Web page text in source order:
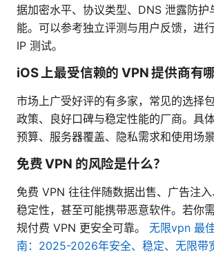
据加密水平、协议类型、DNS 泄露防
能。可以参考独立评测与用户反馈，进
IP 测试。
iOS 上最受信赖的 VPN 提供商有哪
市场上广受好评的有多家，常见的选择
政策、良好口碑与稳定性能的厂商。具
预算、服务器覆盖、隐私需求和使用场景
免费 VPN 的风险是什么？
免费 VPN 往往伴随数据出售、广告注
稳定性，甚至可能携带恶意软件。若你
规付费 VPN 更安全可靠。 无限vpn 最
南：2025-2026年安全、稳定、无限带